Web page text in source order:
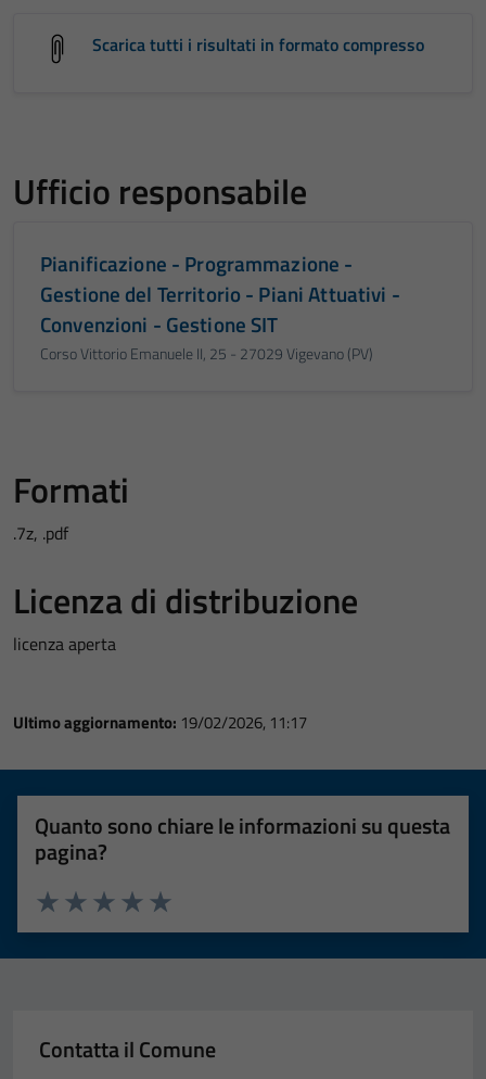
Scarica tutti i risultati in formato compresso
Ufficio responsabile
Pianificazione - Programmazione -
Gestione del Territorio - Piani Attuativi -
Convenzioni - Gestione SIT
Corso Vittorio Emanuele II, 25 - 27029 Vigevano (PV)
Formati
.7z, .pdf
Licenza di distribuzione
licenza aperta
Ultimo aggiornamento: 19/02/2026, 11:17
Quanto sono chiare le informazioni su questa
pagina?
Valuta 5 stelle su 5
Valuta 4 stelle su 5
Valuta 3 stelle su 5
Valuta 2 stelle su 5
Valuta 1 stelle su 5
Contatta il Comune